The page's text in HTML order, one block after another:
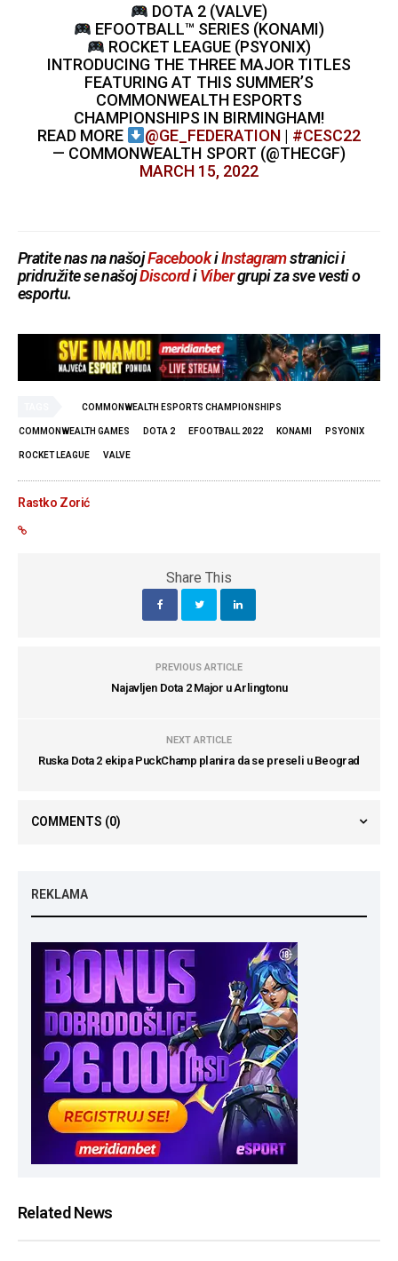
DOTA 2 (VALVE)
EFOOTBALL™ SERIES (KONAMI)
ROCKET LEAGUE (PSYONIX)
INTRODUCING THE THREE MAJOR TITLES
FEATURING AT THIS SUMMER’S
COMMONWEALTH ESPORTS
CHAMPIONSHIPS IN BIRMINGHAM!
READ MORE
@GE_FEDERATION | #CESC22
— COMMONWEALTH SPORT (@THECGF)
MARCH 15, 2022
Pratite nas na našojFacebookiInstagramstranici i
pridružite se našojDiscordiVibergrupi za sve vesti o
esportu.
COMMONWEALTH ESPORTS CHAMPIONSHIPS
COMMONWEALTH GAMES DOTA 2 EFOOTBALL 2022 KONAMI PSYONIX
ROCKET LEAGUE VALVE
Rastko Zorić
Share This
PREVIOUS ARTICLE
Najavljen Dota 2 Major u Arlingtonu
NEXT ARTICLE
Ruska Dota 2 ekipa PuckChamp planira da se preseli u Beograd
COMMENTS (0)
REKLAMA
Related News